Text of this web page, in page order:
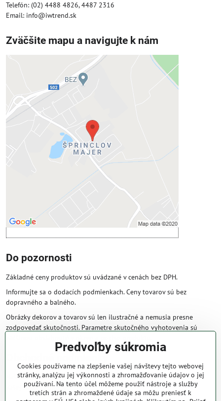
Telefón: (02) 4488 4826, 4487 2316
Email: info@iwtrend.sk
Zväčšite mapu a navigujte k nám
Externý obsah je blokovaný
Prajete si načítať externý obsah?
Povoliť tentokrát
Povoliť a zapamätať - súhlas s druhom
cookie: Funkčné
Otvoriť obsah v novom okne
Do pozornosti
Základné ceny produktov sú uvádzané v cenách bez DPH.
Informujte sa o dodacích podmienkach. Ceny tovarov sú bez
dopravného a balného.
Obrázky dekorov a tovarov sú len ilustračné a nemusia presne
zodpovedať skutočnosti. Parametre skutočného vyhotovenia sú
Obchodné podmienky
Naše obchodné podmienky zaručujú bezproblémové spracovanie
Vašej zakázky online.
Predvoľby súkromia
Cookies používame na zlepšenie vašej návštevy tejto webovej
stránky, analýzu jej výkonnosti a zhromažďovanie údajov o jej
používaní. Na tento účel môžeme použiť nástroje a služby
tretích strán a zhromaždené údaje sa môžu preniesť k